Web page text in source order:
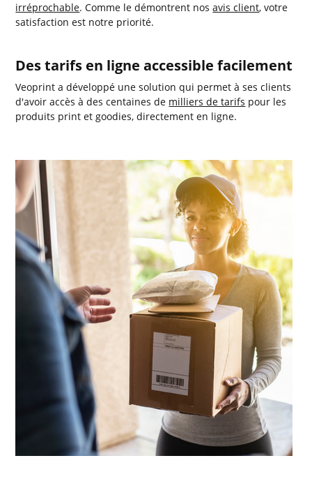
irréprochable. Comme le démontrent nosavis client, votre
satisfaction est notre priorité.
Des tarifs en ligne accessible facilement
Veoprint a développé une solution qui permet à ses clients
d'avoir accès à des centaines de milliers de tarifs pour les
produits print et goodies, directement en ligne.